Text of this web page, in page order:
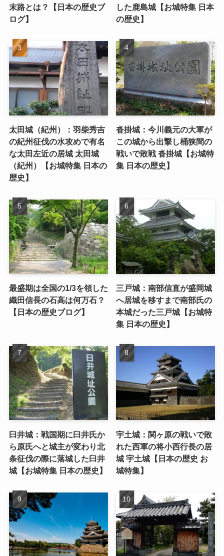
末路とは？【日本の歴史ブ
ログ】
した鹿島城【お城特集 日本
の歴史】
太田城（紀州）：羽柴秀吉
の紀州征伐の水攻めで有名
な太田左近の居城 太田城
（紀州）【お城特集 日本の
歴史】
沓掛城：今川義元の大軍が
この城から出撃し桶狭間の
戦いで敗戦 沓掛城【お城特
集 日本の歴史】
最盛期は全国の1/3を領した
織田信長の石高は何万石？
【日本の歴史ブログ】
三戸城：南部信直が盛岡城
へ居城を移すまで南部氏の
本城だった三戸城【お城特
集 日本の歴史】
臼井城：戦国期に臼井氏か
ら原氏へと城主が変わり北
条征伐の際に落城した臼井
城【お城特集 日本の歴史】
宇土城：関ヶ原の戦いで敗
れた西軍の将小西行長の居
城 宇土城【日本の歴史 お
城特集】